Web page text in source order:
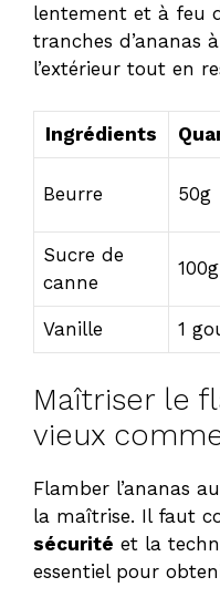
lentement et à feu
tranches d’ananas
l’extérieur tout en
Ingrédients
Beurre 50g
Sucre de
canne
100g
Vanille 1
Maîtriser le
vieux
Flamber l’ananas au
la maîtrise. Il faut
sécurité et la
essentiel pour